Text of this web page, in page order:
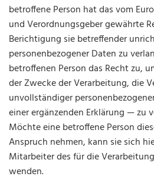
betroffene Person hat das vom
und Verordnungsgeber gewährte
Berichtigung sie betreffender
personenbezogener Daten zu
betroffenen Person das Recht zu,
der Zwecke der Verarbeitung, die
unvollständiger
einer ergänzenden Erklärung — zu
Möchte eine betroffene Person
Anspruch nehmen, kann sie sich
Mitarbeiter des für die
wenden.